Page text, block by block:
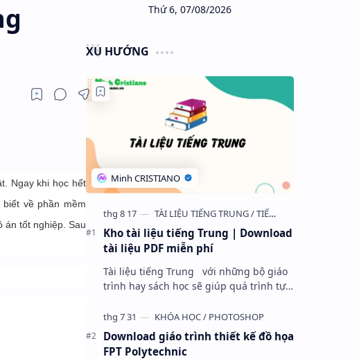
Ngay khi học hết
về phần mềm
án tốt nghiệp. Sau
Thứ 6, 07/08/2026
XU HƯỚNG
Kho tài liệu tiếng Trung | Download
tài liệu PDF miễn phí
Tài liệu tiếng Trung với những bộ giáo
trình hay sách học sẽ giúp quá trình tự
hơn. Tuy nhiên, để lựa chọn r…
Download giáo trình thiết kế đồ họa
FPT Polytechnic